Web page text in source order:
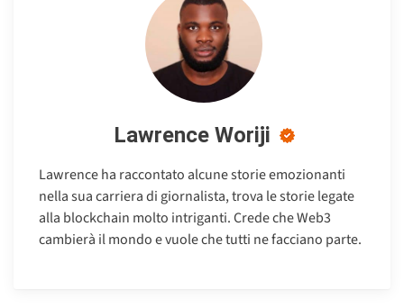
Lawrence Woriji
Lawrence ha raccontato alcune storie emozionanti
nella sua carriera di giornalista, trova le storie legate
alla blockchain molto intriganti. Crede che Web3
cambierà il mondo e vuole che tutti ne facciano parte.